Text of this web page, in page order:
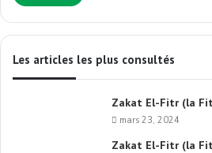
Les articles les plus consultés
Zakat El-Fitr (la
mars 23, 2024
Zakat El-Fitr (la